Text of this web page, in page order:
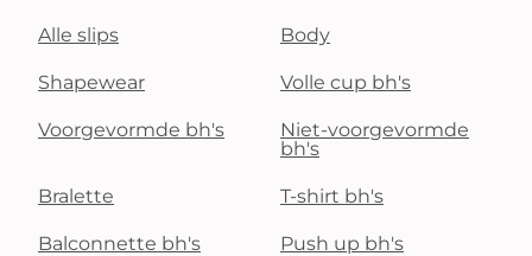
Alle slips Body
Shapewear Volle cup bh's
Voorgevormde bh's
Niet-voorgevormde
bh's
Bralette T-shirt bh's
Balconnette bh's Push up bh's